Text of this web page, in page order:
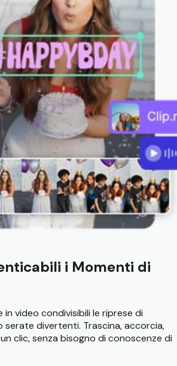
i Momenti di
in video condivisibili le riprese di
serate divertenti. Trascina, accorcia,
clic, senza bisogno di conoscenze di